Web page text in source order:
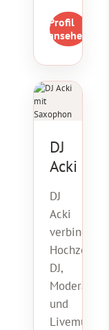
Profil
ansehen
DJ
Acki
DJ
Acki
verbindet
Hochzeits-
DJ,
Moderation
und
Livemusik